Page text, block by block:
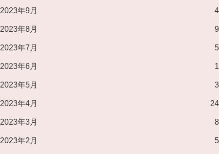
2023年9月 4
2023年8月 9
2023年7月 5
2023年6月 1
2023年5月 3
2023年4月 24
2023年3月 8
2023年2月 5